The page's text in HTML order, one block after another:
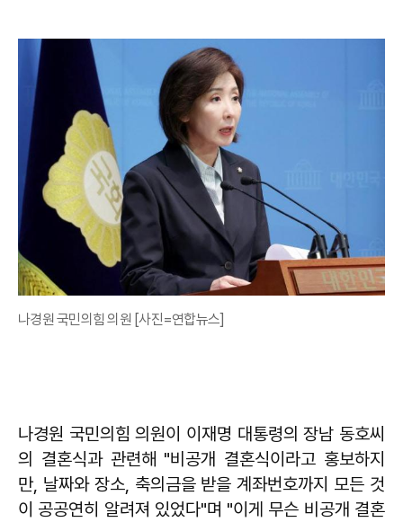
나경원 국민의힘 의원 [사진=연합뉴스]
나경원 국민의힘 의원이 이재명 대통령의 장남 동호씨
의 결혼식과 관련해 "비공개 결혼식이라고 홍보하지
만, 날짜와 장소, 축의금을 받을 계좌번호까지 모든 것
이 공공연히 알려져 있었다"며 "이게 무슨 비공개 결혼